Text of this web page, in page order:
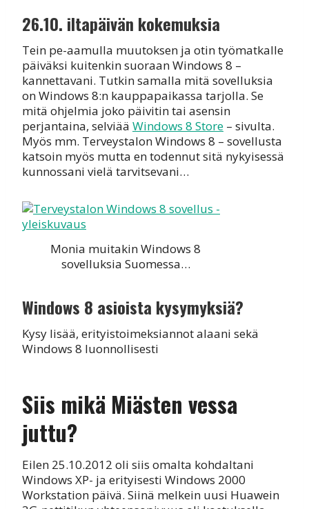
26.10. iltapäivän kokemuksia
Tein pe-aamulla muutoksen ja otin työmatkalle
päiväksi kuitenkin suoraan Windows 8 –
kannettavani. Tutkin samalla mitä sovelluksia
on Windows 8:n kauppapaikassa tarjolla. Se
mitä ohjelmia joko päivitin tai asensin
perjantaina, selviää Windows 8 Store – sivulta.
Myös mm. Terveystalon Windows 8 – sovellusta
katsoin myös mutta en todennut sitä nykyisessä
kunnossani vielä tarvitsevani…
Monia muitakin Windows 8
sovelluksia Suomessa…
Windows 8 asioista kysymyksiä?
Kysy lisää, erityistoimeksiannot alaani sekä
Windows 8 luonnollisesti
Siis mikä Miästen vessa
juttu?
Eilen 25.10.2012 oli siis omalta kohdaltani
Windows XP- ja erityisesti Windows 2000
Workstation päivä. Siinä melkein uusi Huawein